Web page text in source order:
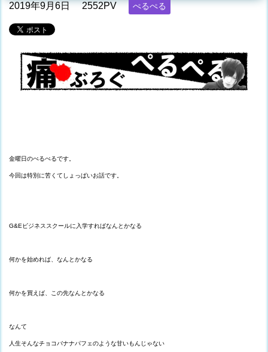
2019年9月6日 2552PV ぺるぺる
金曜日のぺるぺるです。
今回は特別に苦くてしょっぱいお話です。
G&Eビジネススクールに入学すればなんとかなる
何かを始めれば、なんとかなる
何かを買えば、この先なんとかなる
なんて
人生そんなチョコバナナパフェのような甘いもんじゃない